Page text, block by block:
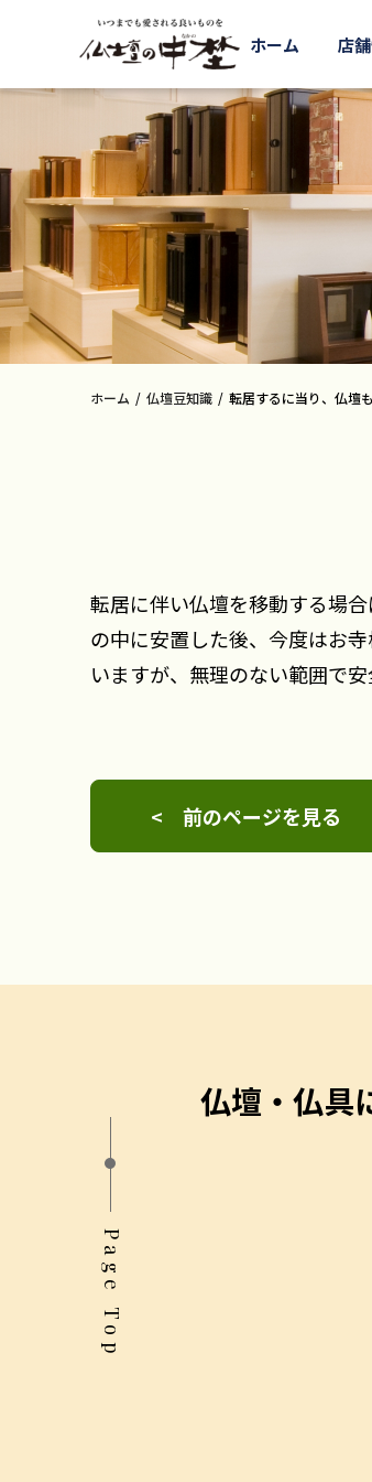
ホーム 店
ホーム 仏壇豆知識 転居するに当り、仏壇
転居に伴い仏壇を移動する場
の中に安置した後、今度はお
いますが、無理のない範囲で
< 前のページを見る
仏壇・仏具
Page Top